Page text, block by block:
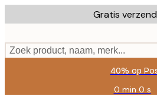
to
content.
Gratis
Zoek product, naam, merk...
40% op
0 min 0 s
Geldig